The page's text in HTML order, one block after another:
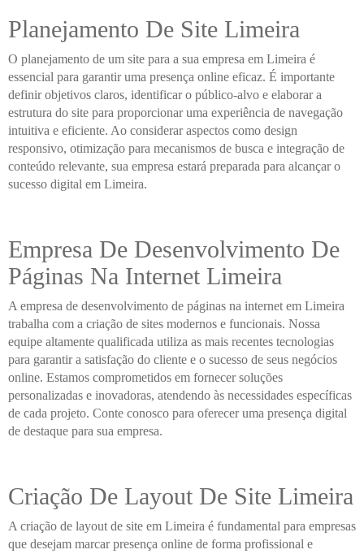
Planejamento De Site Limeira
O planejamento de um site para a sua empresa em Limeira é
essencial para garantir uma presença online eficaz. É importante
definir objetivos claros, identificar o público-alvo e elaborar a
estrutura do site para proporcionar uma experiência de navegação
intuitiva e eficiente. Ao considerar aspectos como design
responsivo, otimização para mecanismos de busca e integração de
conteúdo relevante, sua empresa estará preparada para alcançar o
sucesso digital em Limeira.
Empresa De Desenvolvimento De
Páginas Na Internet Limeira
A empresa de desenvolvimento de páginas na internet em Limeira
trabalha com a criação de sites modernos e funcionais. Nossa
equipe altamente qualificada utiliza as mais recentes tecnologias
para garantir a satisfação do cliente e o sucesso de seus negócios
online. Estamos comprometidos em fornecer soluções
personalizadas e inovadoras, atendendo às necessidades específicas
de cada projeto. Conte conosco para oferecer uma presença digital
de destaque para sua empresa.
Criação De Layout De Site Limeira
A criação de layout de site em Limeira é fundamental para empresas
que desejam marcar presença online de forma profissional e